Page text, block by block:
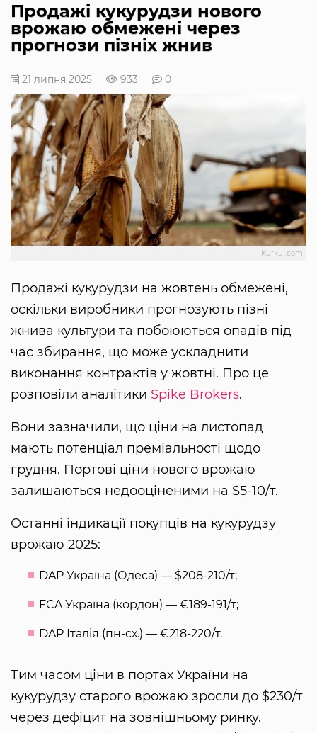
Продажі кукурудзи нового
врожаю обмежені через
прогнози пізніх жнив
21 липня 2025 933 0
Kurkul.com
Продажі кукурудзи на жовтень обмежені,
оскільки виробники прогнозують пізні
жнива культури та побоюються опадів під
час збирання, що може ускладнити
виконання контрактів у жовтні. Про це
розповіли аналітики Spike Brokers.
Вони зазначили, що ціни на листопад
мають потенціал преміальності щодо
грудня. Портові ціни нового врожаю
залишаються недооціненими на $5-10/т.
Останні індикації покупців на кукурудзу
врожаю 2025:
DAP Україна (Одеса) — $208-210/т;
FCA Україна (кордон) — €189-191/т;
DAP Італія (пн-сх.) — €218-220/т.
Тим часом ціни в портах України на
кукурудзу старого врожаю зросли до $230/т
через дефіцит на зовнішньому ринку.